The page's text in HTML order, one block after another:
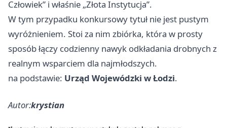
Człowiek” i właśnie „Złota Instytucja”.
W tym przypadku konkursowy tytuł nie jest pustym
wyróżnieniem. Stoi za nim zbiórka, która w prosty
sposób łączy codzienny nawyk odkładania drobnych z
realnym wsparciem dla najmłodszych.
na podstawie: Urząd Wojewódzki w Łodzi.
Autor:krystian